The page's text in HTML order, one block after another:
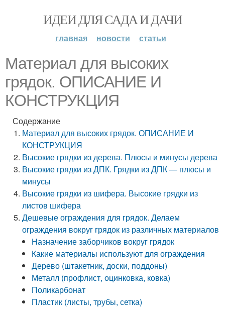
ИДЕИ ДЛЯ САДА И ДАЧИ
главная новости статьи
Материал для высоких
грядок. ОПИСАНИЕ И
КОНСТРУКЦИЯ
Содержание
Материал для высоких грядок. ОПИСАНИЕ И
КОНСТРУКЦИЯ
Высокие грядки из дерева. Плюсы и минусы дерева
Высокие грядки из ДПК. Грядки из ДПК — плюсы и
минусы
Высокие грядки из шифера. Высокие грядки из
листов шифера
Дешевые ограждения для грядок. Делаем
ограждения вокруг грядок из различных материалов
Назначение заборчиков вокруг грядок
Какие материалы используют для ограждения
Дерево (штакетник, доски, поддоны)
Металл (профлист, оцинковка, ковка)
Поликарбонат
Пластик (листы, трубы, сетка)